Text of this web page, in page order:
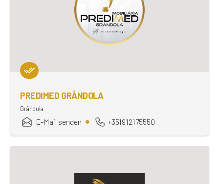
PREDIMED GRÂNDOLA
Grândola
E-Mail senden +351912175550